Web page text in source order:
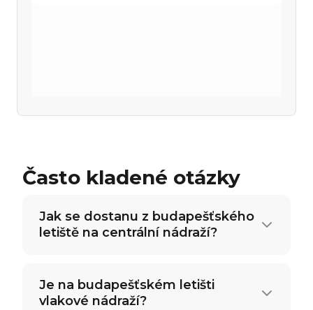
Často kladené otázky
Jak se dostanu z budapešťského
letiště na centrální nádraží?
Je na budapešťském letišti
vlakové nádraží?